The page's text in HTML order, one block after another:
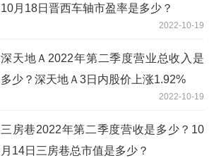
10月18日晋西车轴市盈率是多少？
2022-10-19
深天地Ａ2022年第二季度营业总收入是
多少？深天地Ａ3日内股价上涨1.92%
2022-10-19
三房巷2022年第二季度营收是多少？10
月14日三房巷总市值是多少？